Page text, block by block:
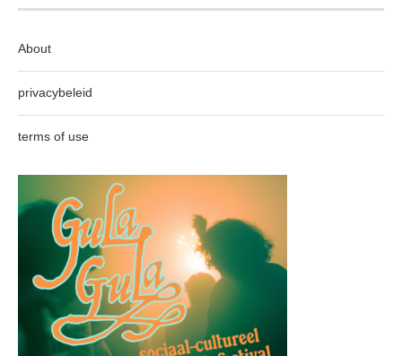
About
privacybeleid
terms of use